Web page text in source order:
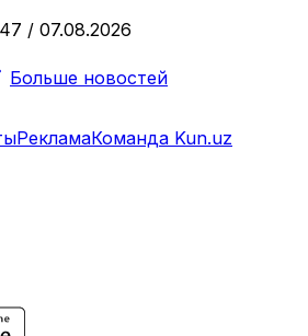
/ 07.08.2026
Больше новостей
РекламаКоманда Kun.uz